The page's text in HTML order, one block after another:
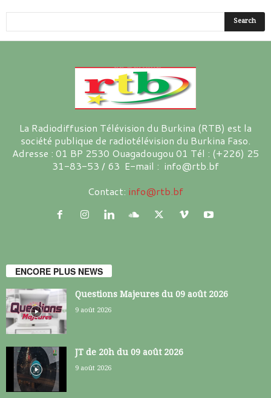
La Radiodiffusion Télévision du Burkina (RTB) est la
société publique de radiotélévision du Burkina Faso.
Adresse : 01 BP 2530 Ouagadougou 01 Tél : (+226) 25
31-83-53 / 63 E-mail : info@rtb.bf
Contact: info@rtb.bf
ENCORE PLUS NEWS
Questions Majeures du 09 août 2026
9 août 2026
JT de 20h du 09 août 2026
9 août 2026